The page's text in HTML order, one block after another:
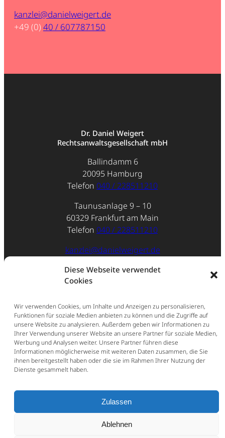
Diese Webseite verwendet
Cookies
Wir verwenden Cookies, um Inhalte und Anzeigen zu personalisieren,
Funktionen für soziale Medien anbieten zu können und die Zugriffe auf
unsere Website zu analysieren. Außerdem geben wir Informationen zu
Ihrer Verwendung unserer Website an unsere Partner für soziale Medien,
Werbung und Analysen weiter. Unsere Partner führen diese
Informationen möglicherweise mit weiteren Daten zusammen, die Sie
ihnen bereitgestellt haben oder die sie im Rahmen Ihrer Nutzung der
Dienste gesammelt haben.
Zulassen
Ablehnen
kanzlei@danielweigert.de
+49 (0) 40 / 607787150
Dr. Daniel Weigert
Rechtsanwaltsgesellschaft mbH
Ballindamm 6
20095 Hamburg
Telefon 040 / 228511210
Taunusanlage 9 – 10
60329 Frankfurt am Main
Telefon 040 / 228511210
kanzlei@danielweigert.de
Impressum
Datenschutz